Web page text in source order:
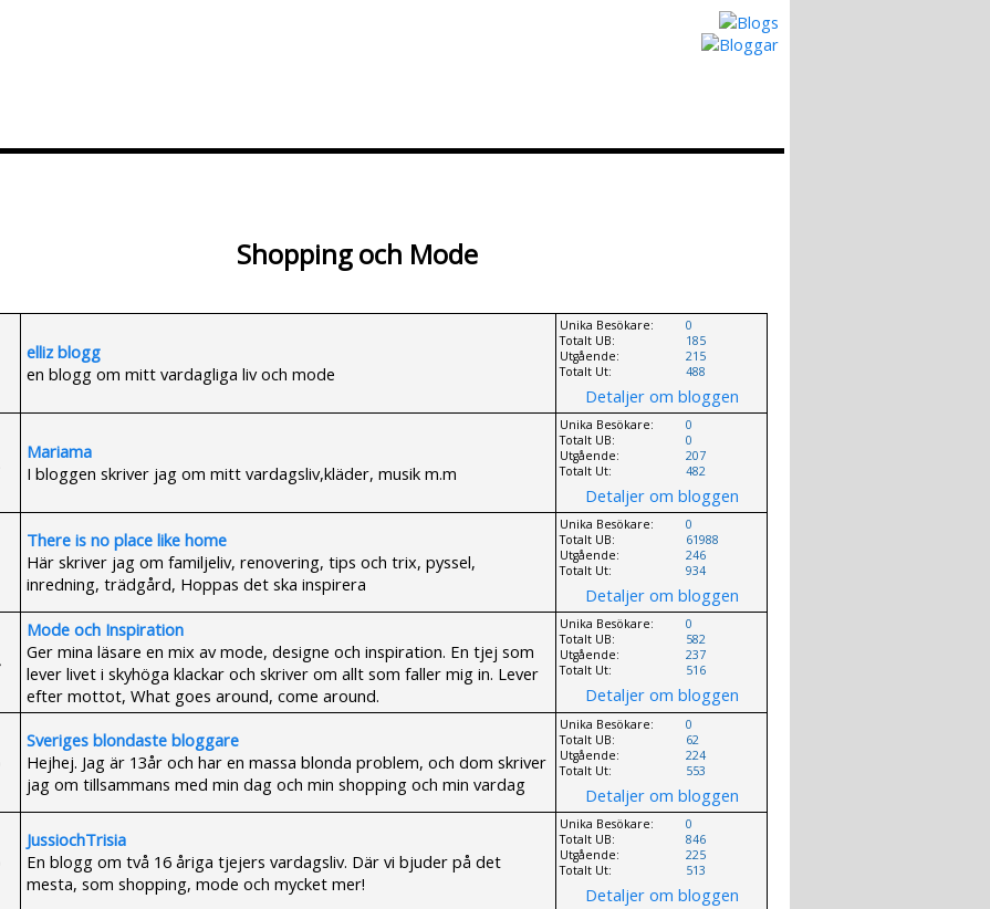
Shopping och Mode
elliz blogg
en blogg om mitt vardagliga liv och mode
Unika Besökare:
Totalt UB:
Utgående:
Totalt Ut:
0
185
215
488
Detaljer om bloggen
Mariama
I bloggen skriver jag om mitt vardagsliv,kläder, musik m.m
Unika Besökare:
Totalt UB:
Utgående:
Totalt Ut:
0
0
207
482
Detaljer om bloggen
There is no place like home
Här skriver jag om familjeliv, renovering, tips och trix, pyssel,
inredning, trädgård, Hoppas det ska inspirera
Unika Besökare:
Totalt UB:
Utgående:
Totalt Ut:
0
61988
246
934
Detaljer om bloggen
Mode och Inspiration
Ger mina läsare en mix av mode, designe och inspiration. En tjej som
lever livet i skyhöga klackar och skriver om allt som faller mig in. Lever
efter mottot, What goes around, come around.
Unika Besökare:
Totalt UB:
Utgående:
Totalt Ut:
0
582
237
516
Detaljer om bloggen
Sveriges blondaste bloggare
Hejhej. Jag är 13år och har en massa blonda problem, och dom skriver
jag om tillsammans med min dag och min shopping och min vardag
Unika Besökare:
Totalt UB:
Utgående:
Totalt Ut:
0
62
224
553
Detaljer om bloggen
JussiochTrisia
En blogg om två 16 åriga tjejers vardagsliv. Där vi bjuder på det
mesta, som shopping, mode och mycket mer!
Unika Besökare:
Totalt UB:
Utgående:
Totalt Ut:
0
846
225
513
Detaljer om bloggen